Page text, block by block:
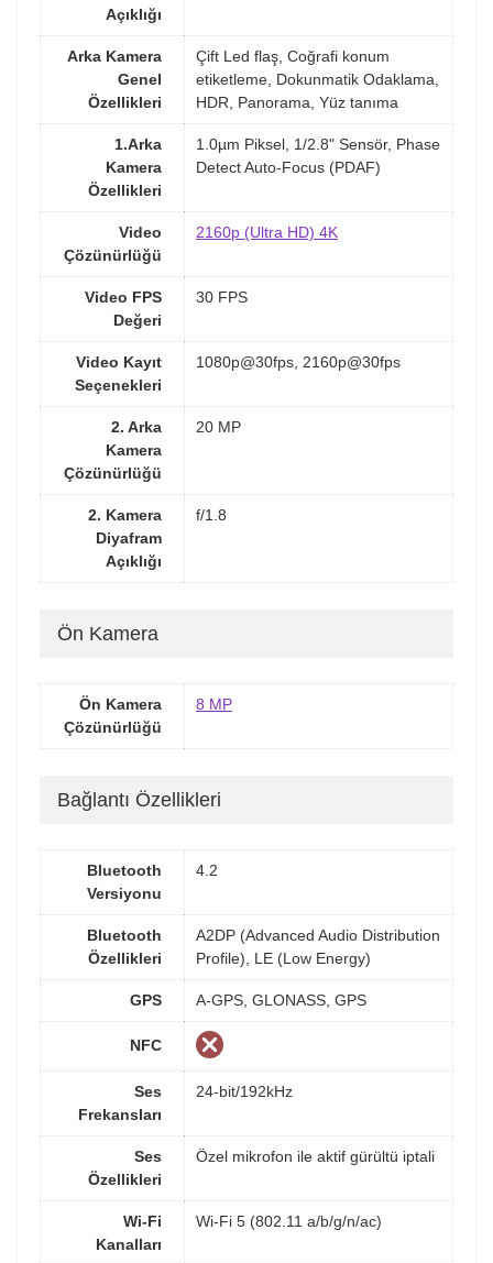
Açıklığı
Arka Kamera
Genel
Özellikleri
Çift Led flaş, Coğrafi konum
etiketleme, Dokunmatik Odaklama,
HDR, Panorama, Yüz tanıma
1.Arka
Kamera
Özellikleri
1.0µm Piksel, 1/2.8" Sensör, Phase
Detect Auto-Focus (PDAF)
Video
Çözünürlüğü
2160p (Ultra HD) 4K
Video FPS
Değeri
30 FPS
Video Kayıt
Seçenekleri
1080p@30fps, 2160p@30fps
2. Arka
Kamera
Çözünürlüğü
20 MP
2. Kamera
Diyafram
Açıklığı
f/1.8
Ön Kamera
Ön Kamera
Çözünürlüğü
8 MP
Bağlantı Özellikleri
Bluetooth
Versiyonu
4.2
Bluetooth
Özellikleri
A2DP (Advanced Audio Distribution
Profile), LE (Low Energy)
GPS A-GPS, GLONASS, GPS
NFC
Ses
Frekansları
24-bit/192kHz
Ses
Özellikleri
Özel mikrofon ile aktif gürültü iptali
Wi-Fi
Kanalları
Wi-Fi 5 (802.11 a/b/g/n/ac)